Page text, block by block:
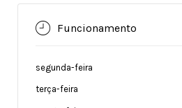
Funcionamento
segunda-feira
terça-feira